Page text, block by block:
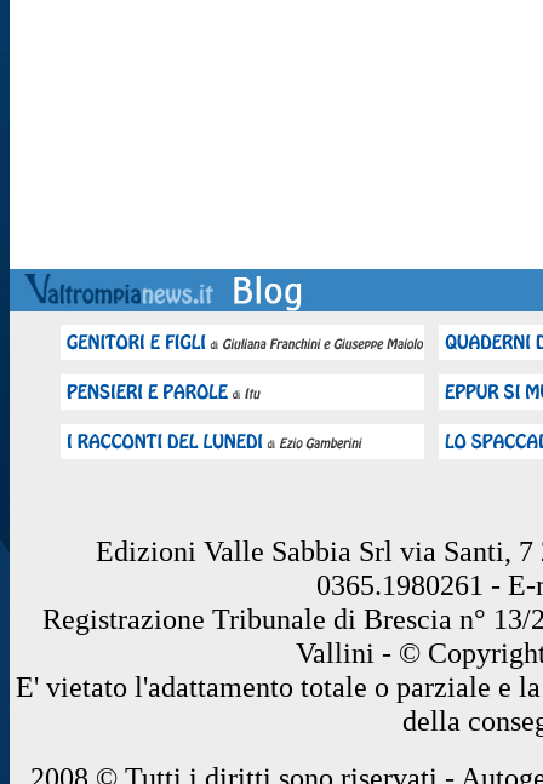
Edizioni Valle Sabbia Srl via Santi, 7
0365.1980261 -
Registrazione Tribunale di Brescia n°
Vallini - ©
E' vietato l'adattamento totale o parziale e
della
2008 © Tutti i diritti sono riservati -